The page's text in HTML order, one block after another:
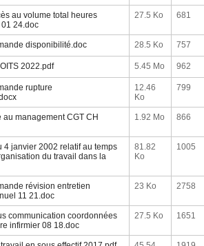
au volume total heures
24.doc
27.5 Ko 681
disponibilité.doc 28.5 Ko 757
2022.pdf 5.45 Mo 962
rupture
12.46
Ko
799
au management CGT CH
1.92 Mo 866
4 janvier 2002 relatif au temps
du travail dans la
81.82
Ko
1005
révision entretien
11 21.doc
23 Ko 2758
communication coordonnées
infirmier 08 18.doc
27.5 Ko 1651